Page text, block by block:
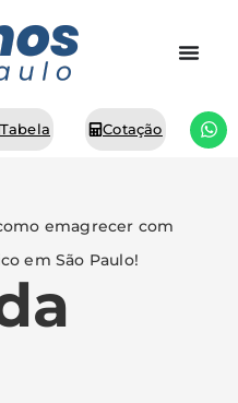
Tabela Cotação
emagrecer com
em São Paulo!